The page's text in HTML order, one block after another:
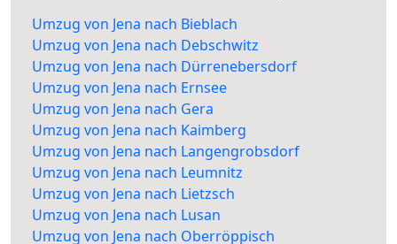
Umzug von Jena nach Bieblach
Umzug von Jena nach Debschwitz
Umzug von Jena nach Dürrenebersdorf
Umzug von Jena nach Ernsee
Umzug von Jena nach Gera
Umzug von Jena nach Kaimberg
Umzug von Jena nach Langengrobsdorf
Umzug von Jena nach Leumnitz
Umzug von Jena nach Lietzsch
Umzug von Jena nach Lusan
Umzug von Jena nach Oberröppisch